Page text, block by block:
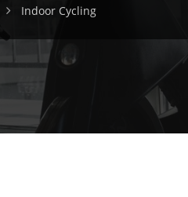
Indoor Cycling